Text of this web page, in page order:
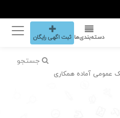
دسته‌بندی‌ها ثبت اگهی رایگان
جستجو
عمومی آماده همکاری